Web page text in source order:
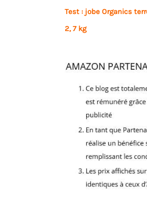
Test : jobe Organics
2, 7 kg